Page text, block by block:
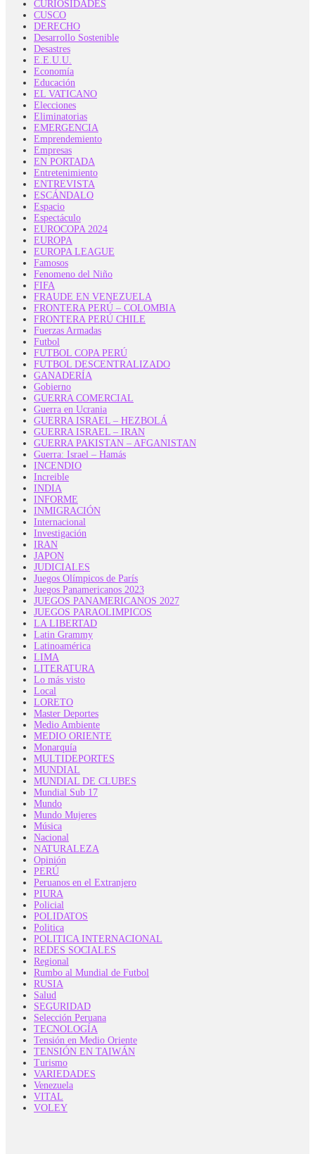
CURIOSIDADES
CUSCO
DERECHO
Desarrollo Sostenible
Desastres
E.E.U.U.
Economía
Educación
EL VATICANO
Elecciones
Eliminatorias
EMERGENCIA
Emprendemiento
Empresas
EN PORTADA
Entretenimiento
ENTREVISTA
ESCÁNDALO
Espacio
Espectáculo
EUROCOPA 2024
EUROPA
EUROPA LEAGUE
Famosos
Fenomeno del Niño
FIFA
FRAUDE EN VENEZUELA
FRONTERA PERÚ – COLOMBIA
FRONTERA PERÚ CHILE
Fuerzas Armadas
Futbol
FUTBOL COPA PERÚ
FUTBOL DESCENTRALIZADO
GANADERÍA
Gobierno
GUERRA COMERCIAL
Guerra en Ucrania
GUERRA ISRAEL – HEZBOLÁ
GUERRA ISRAEL – IRAN
GUERRA PAKISTAN – AFGANISTAN
Guerra: Israel – Hamás
INCENDIO
Increible
INDIA
INFORME
INMIGRACIÓN
Internacional
Investigación
IRAN
JAPON
JUDICIALES
Juegos Olímpicos de París
Juegos Panamericanos 2023
JUEGOS PANAMERICANOS 2027
JUEGOS PARAOLIMPICOS
LA LIBERTAD
Latin Grammy
Latinoamérica
LIMA
LITERATURA
Lo más visto
Local
LORETO
Master Deportes
Medio Ambiente
MEDIO ORIENTE
Monarquía
MULTIDEPORTES
MUNDIAL
MUNDIAL DE CLUBES
Mundial Sub 17
Mundo
Mundo Mujeres
Música
Nacional
NATURALEZA
Opinión
PERÚ
Peruanos en el Extranjero
PIURA
Policial
POLIDATOS
Politica
POLITICA INTERNACIONAL
REDES SOCIALES
Regional
Rumbo al Mundial de Futbol
RUSIA
Salud
SEGURIDAD
Selección Peruana
TECNOLOGÍA
Tensión en Medio Oriente
TENSIÓN EN TAIWÁN
Turismo
VARIEDADES
Venezuela
VITAL
VOLEY